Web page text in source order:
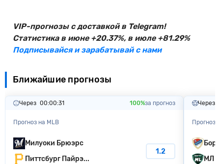
VIP-прогнозы с доставкой в Telegram!
Статистика в июне +20.37%, в июле +81.29%
Подписывайся и зарабатывай с нами
Ближайшие прогнозы
Через 00:00:30 100%за прогноз
Прогноз на MLB
Милуоки Бpюэpc
Питтсбург Пайрэ...
1.2
Через
Прогноз
МЛ